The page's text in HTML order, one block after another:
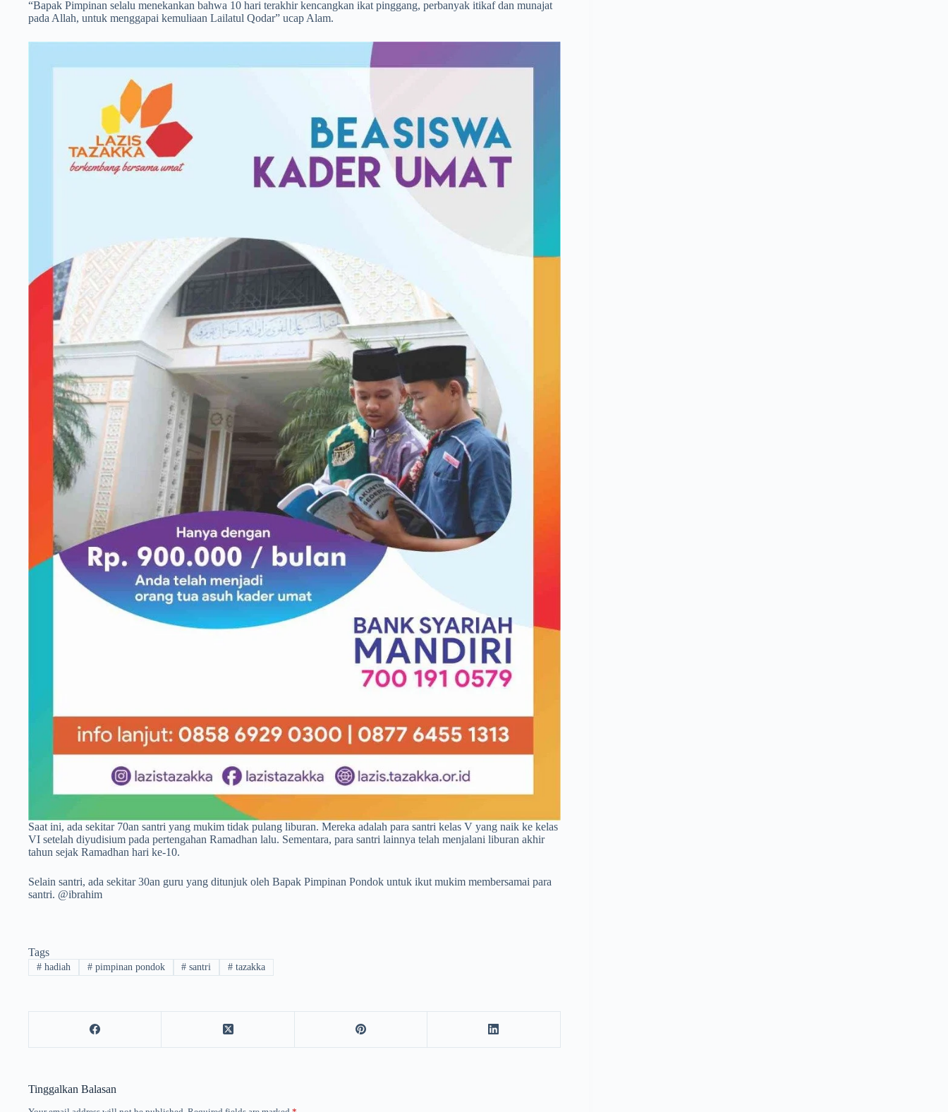
“Bapak Pimpinan selalu menekankan bahwa 10 hari terakhir kencangkan ikat pinggang, perbanyak itikaf dan munajat
pada Allah, untuk menggapai kemuliaan Lailatul Qodar” ucap Alam.
Saat ini, ada sekitar 70an santri yang mukim tidak pulang liburan. Mereka adalah para santri kelas V yang naik ke kelas
VI setelah diyudisium pada pertengahan Ramadhan lalu. Sementara, para santri lainnya telah menjalani liburan akhir
tahun sejak Ramadhan hari ke-10.
Selain santri, ada sekitar 30an guru yang ditunjuk oleh Bapak Pimpinan Pondok untuk ikut mukim membersamai para
santri. @ibrahim
Tags
#hadiah #pimpinan pondok # santri # tazakka
Tinggalkan Balasan